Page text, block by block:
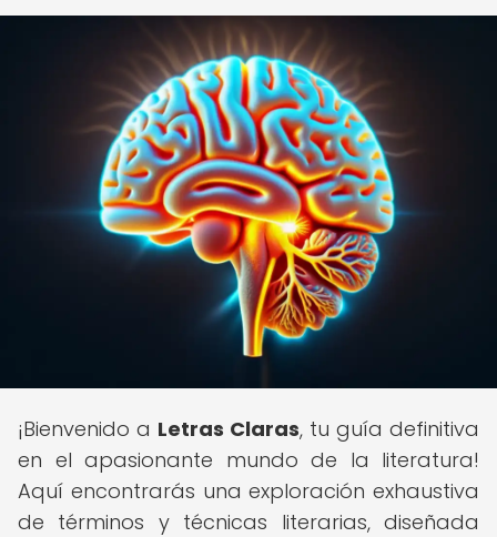
¡Bienvenido a Letras Claras, tu guía definitiva
en el apasionante mundo de la literatura!
Aquí encontrarás una exploración exhaustiva
de términos y técnicas literarias, diseñada